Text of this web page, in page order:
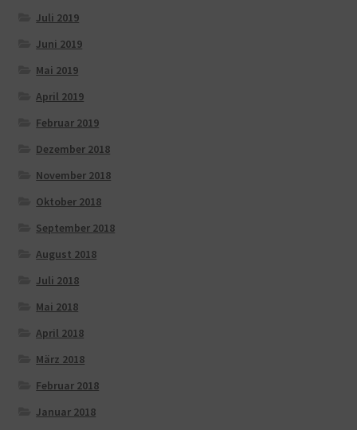
Juli 2019
Juni 2019
Mai 2019
April 2019
Februar 2019
Dezember 2018
November 2018
Oktober 2018
September 2018
August 2018
Juli 2018
Mai 2018
April 2018
März 2018
Februar 2018
Januar 2018